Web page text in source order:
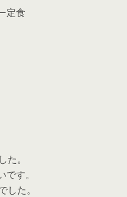
定食
。
す。
た。